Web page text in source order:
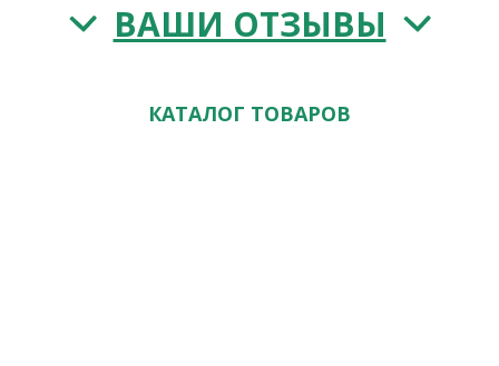
ВАШИ ОТЗЫВЫ
КАТАЛОГ ТОВАРОВ